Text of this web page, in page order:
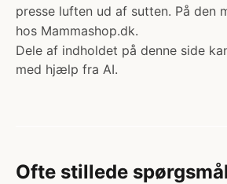
presse luften ud af sutten. På den
hos Mammashop.dk.
Dele af indholdet på denne side
med hjælp fra AI.
Ofte stillede spørgsmål